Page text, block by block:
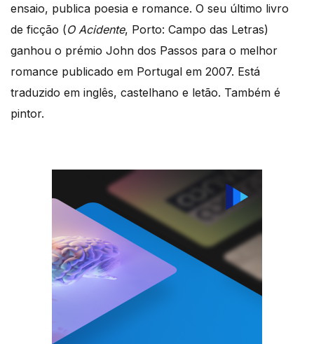
ensaio, publica poesia e romance. O seu último livro
de ficção (O Acidente, Porto: Campo das Letras)
ganhou o prémio John dos Passos para o melhor
romance publicado em Portugal em 2007. Está
traduzido em inglês, castelhano e letão. Também é
pintor.